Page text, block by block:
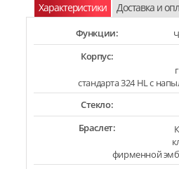
Характеристики Доставка и
Функции:
Корпус:
стандарта 324 HL с
Стекло:
Браслет:
фирменной